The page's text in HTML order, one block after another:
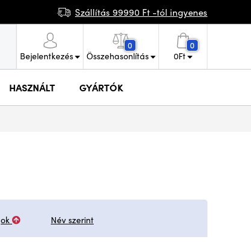
Szállítás 99990 Ft -tól ingyenes
Bejelentkezés
0
Összehasonlítás
0
0Ft
HASZNÁLT GYÁRTÓK
Név szerint